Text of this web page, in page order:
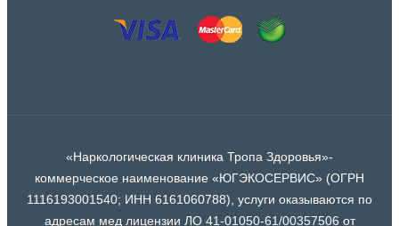
«Наркологическая клиника Тропа Здоровья»-
коммерческое наименование «ЮГЭКОСЕРВИС» (ОГРН
1116193001540; ИНН 6161060788), услуги оказываются по
адресам мед лицензии ЛО 41-01050-61/00357506 от